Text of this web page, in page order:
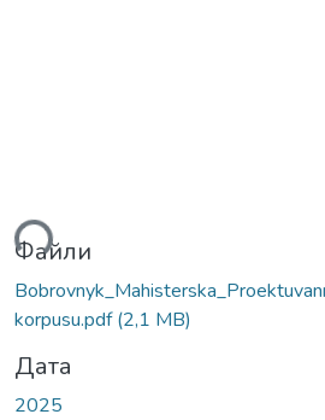
Файли
korpusu.pdf(2,1 MB)
Дата
2025